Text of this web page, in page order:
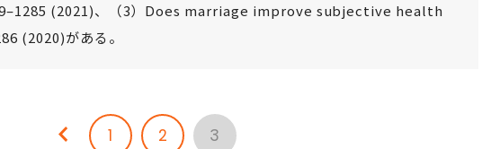
(2021)、（3）Does marriage improve subjective health
(2020)がある。
1 2 3